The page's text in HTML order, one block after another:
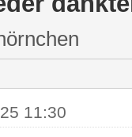
11:30